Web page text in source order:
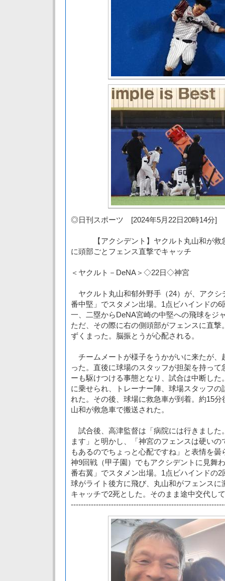
◎日刊スポーツ [2024年5月22日20時14分]
【アクシデント】ヤクルト丸山和が救
に頭部ごとフェンス直撃でキャッチ
＜ヤクルト－DeNA＞◇22日◇神宮
ヤクルト丸山和郁外野手（24）が、アクシ
番中堅」でスタメン出場。1点ビハインドの
一、二塁からDeNA宮崎の中堅への飛球をジ
ただ、その際に右の側頭部がフェンスに直
ずくまった。脳振とうが心配される。
チームメートが様子をうかがいに来たが、
った。直後に球場のスタッフが担架を持っ
ーも駆けつける事態となり、試合は中断し
に乗せられ、トレーナー陣、球場スタッフの
れた。その後、球場に救急車が到着。約15
山和が救急車で搬送された。
試合後、高津監督は「病院には行きました
ます」と明かし、「神宮のフェンスは硬い
もあるのでちょっと心配ですね」と表情を
神9回戦（甲子園）でもアクシデントに見舞
番右翼」でスタメン出場。1点ビハインドの
球がライト後方に飛び、丸山和がフェンスに
キャッチで2死とした。そのまま途中交代し